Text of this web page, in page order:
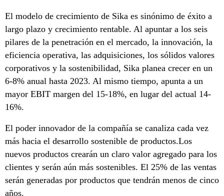
El modelo de crecimiento de Sika es sinónimo de éxito a
largo plazo y crecimiento rentable. Al apuntar a los seis
pilares de la penetración en el mercado, la innovación, la
eficiencia operativa, las adquisiciones, los sólidos valores
corporativos y la sostenibilidad, Sika planea crecer en un
6-8% anual hasta 2023. Al mismo tiempo, apunta a un
mayor EBIT margen del 15-18%, en lugar del actual 14-
16%.
El poder innovador de la compañía se canaliza cada vez
más hacia el desarrollo sostenible de productos.Los
nuevos productos crearán un claro valor agregado para los
clientes y serán aún más sostenibles. El 25% de las ventas
serán generadas por productos que tendrán menos de cinco
años.